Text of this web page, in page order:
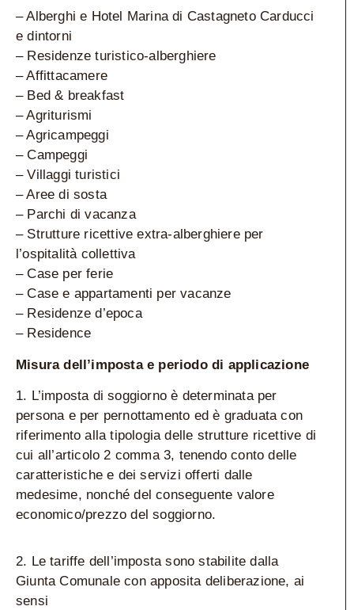
– Alberghi e Hotel Marina di Castagneto Carducci
e dintorni
– Residenze turistico-alberghiere
– Affittacamere
– Bed & breakfast
– Agriturismi
– Agricampeggi
– Campeggi
– Villaggi turistici
– Aree di sosta
– Parchi di vacanza
– Strutture ricettive extra-alberghiere per
l’ospitalità collettiva
– Case per ferie
– Case e appartamenti per vacanze
– Residenze d’epoca
– Residence
Misura dell’imposta e periodo di applicazione
1. L’imposta di soggiorno è determinata per
persona e per pernottamento ed è graduata con
riferimento alla tipologia delle strutture ricettive di
cui all’articolo 2 comma 3, tenendo conto delle
caratteristiche e dei servizi offerti dalle
medesime, nonché del conseguente valore
economico/prezzo del soggiorno.
2. Le tariffe dell’imposta sono stabilite dalla
Giunta Comunale con apposita deliberazione, ai
sensi